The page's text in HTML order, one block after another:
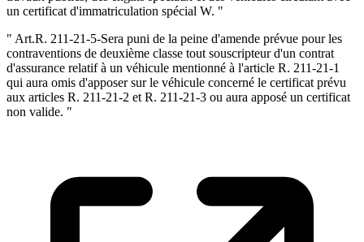
un certificat d'immatriculation spécial W. "
" Art.R. 211-21-5-Sera puni de la peine d'amende prévue pour les
contraventions de deuxième classe tout souscripteur d'un contrat
d'assurance relatif à un véhicule mentionné à l'article R. 211-21-1
qui aura omis d'apposer sur le véhicule concerné le certificat prévu
aux articles R. 211-21-2 et R. 211-21-3 ou aura apposé un certificat
non valide. "